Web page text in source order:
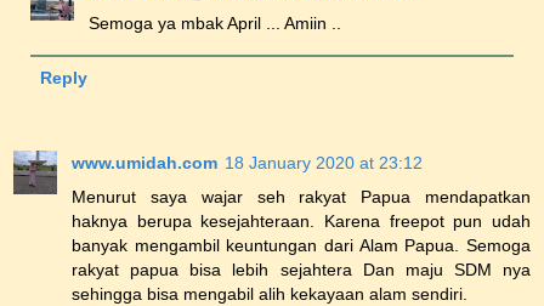
Semoga ya mbak April ... Amiin ..
Reply
www.umidah.com 18 January 2020 at 23:12
Menurut saya wajar seh rakyat Papua mendapatkan
haknya berupa kesejahteraan. Karena freepot pun udah
banyak mengambil keuntungan dari Alam Papua. Semoga
rakyat papua bisa lebih sejahtera Dan maju SDM nya
sehingga bisa mengabil alih kekayaan alam sendiri.